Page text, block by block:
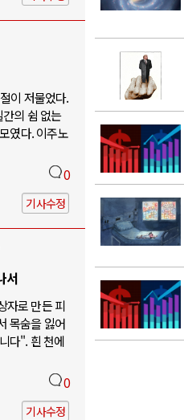
이 저물었다.
의 쉼 없는
였다. 이주노
0
기사수정
서
자로 만든 피
목숨을 잃어
다". 흰 천에
0
기사수정